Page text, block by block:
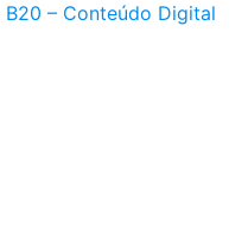
B20 – Conteúdo Digital